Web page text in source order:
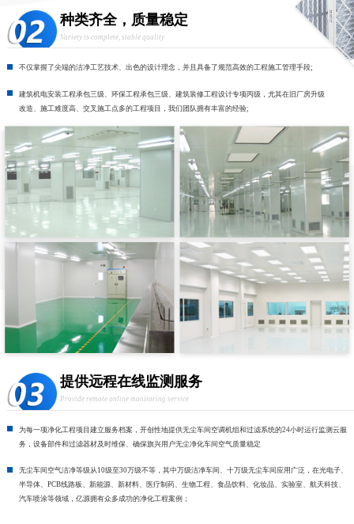
种类齐全，质量稳定
Variety is complete, stable quality
不仅掌握了尖端的洁净工艺技术、出色的设计理念，并且具备了规范高效的工程施工管理手段;
建筑机电安装工程承包三级、环保工程承包三级、建筑装修工程设计专项丙级，尤其在旧厂房升级
改造、施工难度高、交叉施工点多的工程项目，我们团队拥有丰富的经验;
提供远程在线监测服务
Provide remote online monitoring service
为每一项净化工程项目建立服务档案，开创性地提供无尘车间空调机组和过滤系统的24小时运行监测云服
务，设备部件和过滤器材及时维保、确保旗兴用户无尘净化车间空气质量稳定
无尘车间空气洁净等级从10级至30万级不等，其中万级洁净车间、十万级无尘车间应用广泛，在光电子、
半导体、PCB线路板、新能源、新材料、医疗制药、生物工程、食品饮料、化妆品、实验室、航天科技、
汽车喷涂等领域，亿源拥有众多成功的净化工程案例；